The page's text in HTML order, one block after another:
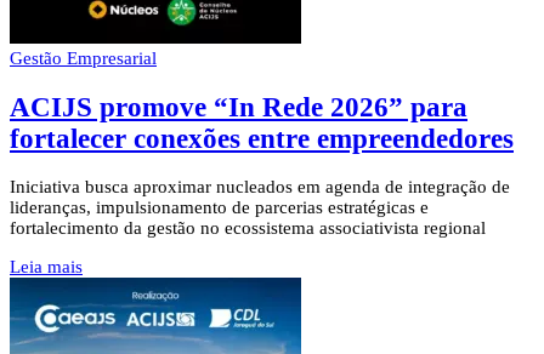
Gestão Empresarial
ACIJS promove “In Rede 2026” para
fortalecer conexões entre empreendedores
Iniciativa busca aproximar nucleados em agenda de integração de
lideranças, impulsionamento de parcerias estratégicas e
fortalecimento da gestão no ecossistema associativista regional
Leia mais